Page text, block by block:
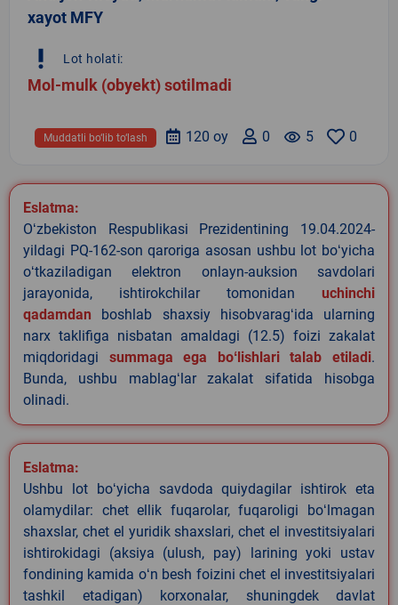
xayot MFY
priority_high Lot holati:
Mol-mulk (obyekt) sotilmadi
0
remove_red_eye 5
0
120 oy
Muddatli bo‘lib to‘lash
Eslatma:
Oʻzbekiston Respublikasi Prezidentining 19.04.2024-
yildagi PQ-162-son qaroriga asosan ushbu lot boʻyicha
oʻtkaziladigan elektron onlayn-auksion savdolari
jarayonida, ishtirokchilar tomonidan uchinchi
qadamdan boshlab shaxsiy hisobvaragʻida ularning
narx taklifiga nisbatan amaldagi (12.5) foizi zakalat
miqdoridagi summaga ega boʻlishlari talab etiladi.
Bunda, ushbu mablagʻlar zakalat sifatida hisobga
olinadi.
Eslatma:
Ushbu lot boʻyicha savdoda quiydagilar ishtirok eta
olamydilar: chet ellik fuqarolar, fuqaroligi boʻlmagan
shaxslar, chet el yuridik shaxslari, chet el investitsiyalari
ishtirokidagi (aksiya (ulush, pay) larining yoki ustav
fondining kamida oʻn besh foizini chet el investitsiyalari
tashkil etadigan) korxonalar, shuningdek davlat